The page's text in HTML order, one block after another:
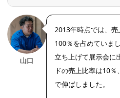
https://riseph
山口
2013年時点では、
100％を占めていま
立ち上げて展示会に
ドの売上比率は10
で伸ばしました。